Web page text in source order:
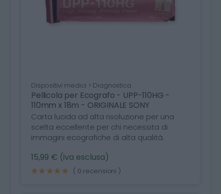
Dispositivi medici > Diagnostica
Pellicola per Ecografo - UPP-110HG -
110mm x 18m - ORIGINALE SONY
Carta lucida ad alta risoluzione per una
scelta eccellente per chi necessita di
immagini ecografiche di alta qualità.
15,99 € (iva esclusa)
( 0 recensioni )